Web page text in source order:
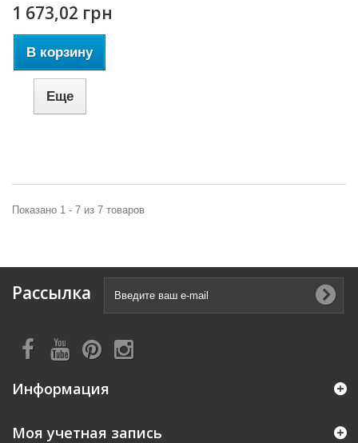
1 673,02 грн
В корзину
Еще
Показано 1 - 7 из 7 товаров
Рассылка
Информация
Моя учетная запись